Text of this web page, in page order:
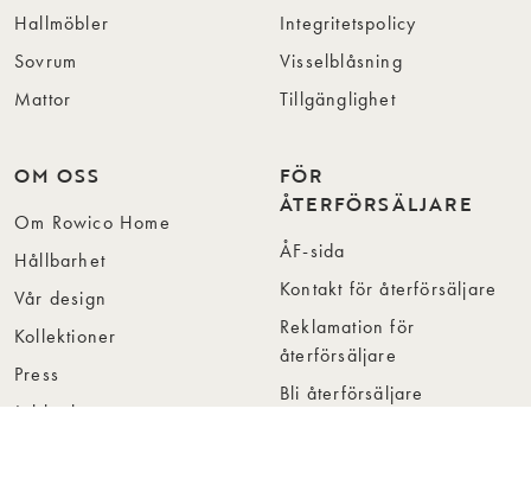
Hallmöbler
Sovrum
Mattor
Integritetspolicy
Visselblåsning
Tillgänglighet
OM OSS
Om Rowico Home
Hållbarhet
Vår design
Kollektioner
Press
Jobba hos oss
FÖR
ÅTERFÖRSÄLJARE
ÅF-sida
Kontakt för återförsäljare
Reklamation för
återförsäljare
Bli återförsäljare